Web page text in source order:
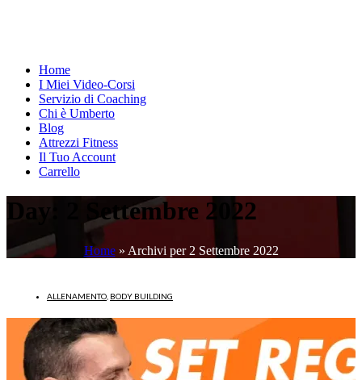
Home
I Miei Video-Corsi
Servizio di Coaching
Chi è Umberto
Blog
Attrezzi Fitness
Il Tuo Account
Carrello
Day: 2 Settembre 2022
Home» Archivi per 2 Settembre 2022
ALLENAMENTO BODY BUILDING